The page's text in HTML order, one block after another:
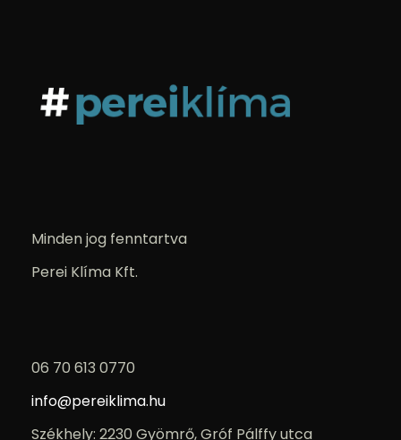
Minden jog fenntartva
Perei Klíma Kft.
06 70 613 0770
info@pereiklima.hu
Székhely: 2230 Gyömrő, Gróf Pálffy utca